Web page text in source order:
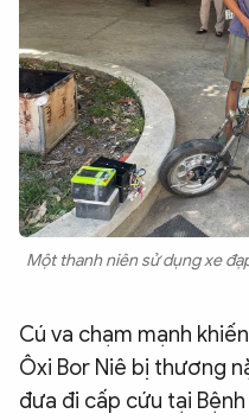
Một thanh niên sử dụng xe
Cú va chạm mạnh
Ôxi Bor Niê bị thương
đưa đi cấp cứu tại